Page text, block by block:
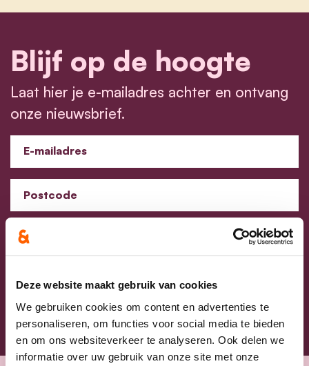
Deze website maakt gebruik van cookies
We gebruiken cookies om content en advertenties te
personaliseren, om functies voor social media te bieden
en om ons websiteverkeer te analyseren. Ook delen we
informatie over uw gebruik van onze site met onze
Blijf op de hoogte
Laat hier je e-mailadres achter en ontvang
onze nieuwsbrief.
E-mailadres
Postcode
Klikhierom de privacyvoorwaarden te raadplegen